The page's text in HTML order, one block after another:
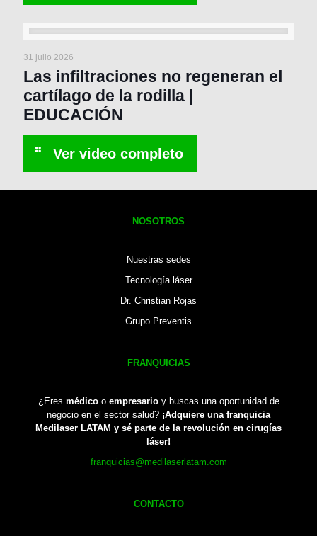
31 julio 2026
Las infiltraciones no regeneran el
cartílago de la rodilla |
EDUCACIÓN
NOSOTROS
Nuestras sedes
Tecnología láser
Dr. Christian Rojas
Grupo Preventis
FRANQUICIAS
¿Eres médicoo empresarioy buscas una oportunidad de
negocio en el sector salud? ¡Adquiere una franquicia
Medilaser LATAM y sé parte de la revolución en cirugías
láser!
franquicias@medilaserlatam.com
CONTACTO